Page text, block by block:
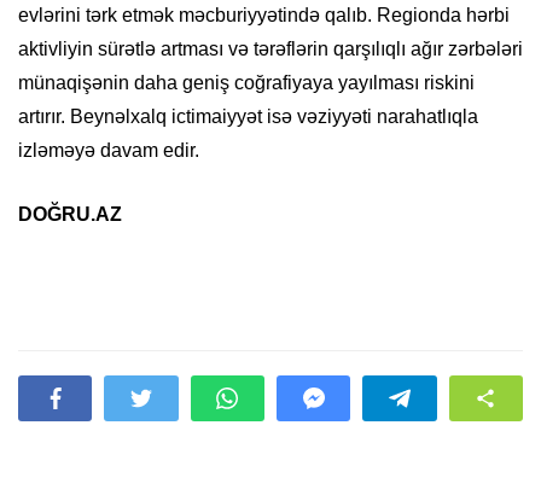
evlərini tərk etmək məcburiyyətində qalıb. Regionda hərbi
aktivliyin sürətlə artması və tərəflərin qarşılıqlı ağır zərbələri
münaqişənin daha geniş coğrafiyaya yayılması riskini
artırır. Beynəlxalq ictimaiyyət isə vəziyyəti narahatlıqla
izləməyə davam edir.
DOĞRU.AZ